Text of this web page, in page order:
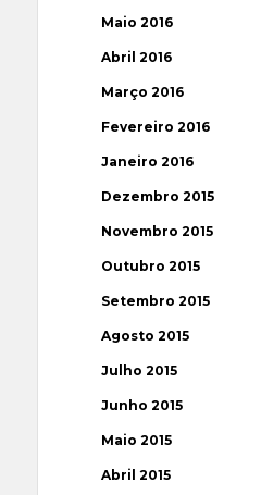
Maio 2016
Abril 2016
Março 2016
Fevereiro 2016
Janeiro 2016
Dezembro 2015
Novembro 2015
Outubro 2015
Setembro 2015
Agosto 2015
Julho 2015
Junho 2015
Maio 2015
Abril 2015